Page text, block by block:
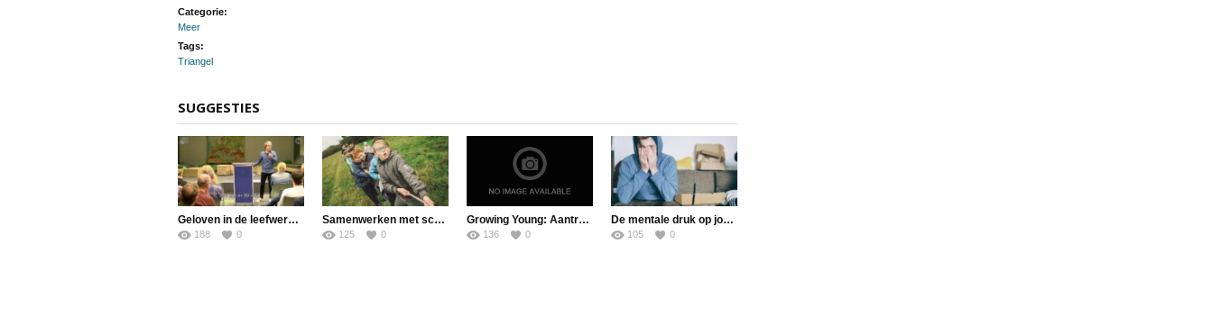
Categorie:
Meer
Tags:
Triangel
SUGGESTIES
Geloven in de leefwereld van jongeren – door Corjan Matsinger
188 0
Samenwerken met scholen doe je zo
125 0
Growing Young: Aantrekkelijk kerk-zijn met jongeren
136 0
De mentale druk op jongeren lijkt toe te nemen
105 0